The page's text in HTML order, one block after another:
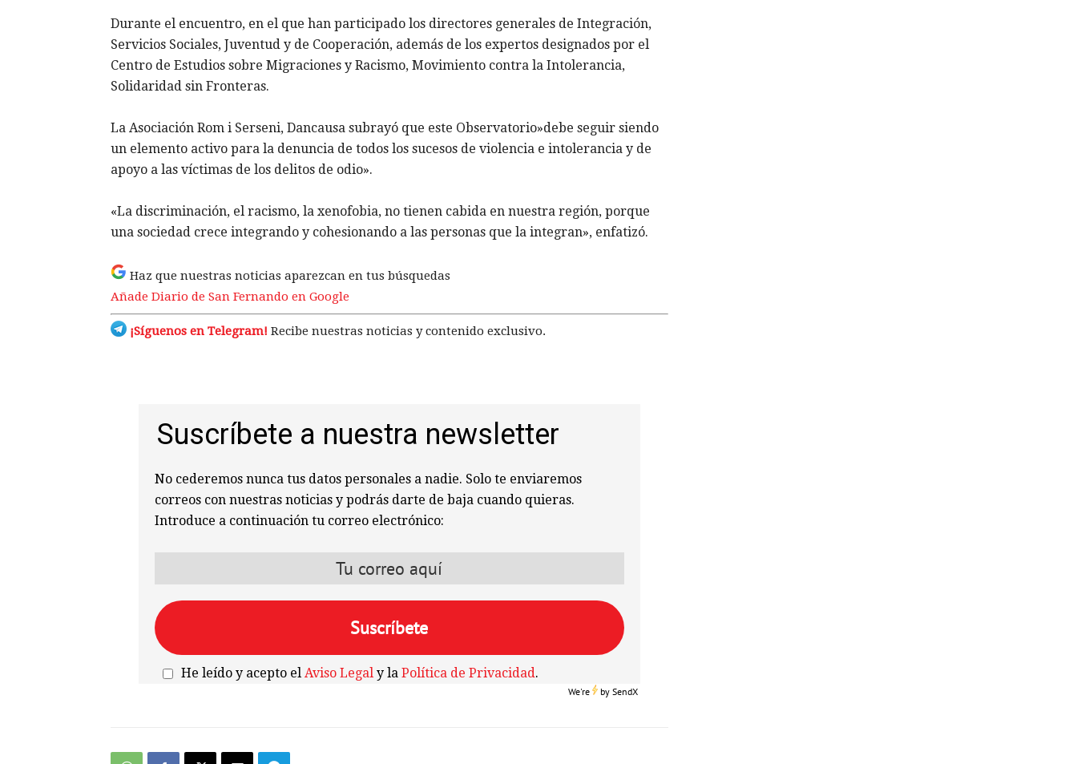
Durante el encuentro, en el que han participado los directores generales de Integración,
Servicios Sociales, Juventud y de Cooperación, además de los expertos designados por el
Centro de Estudios sobre Migraciones y Racismo, Movimiento contra la Intolerancia,
Solidaridad sin Fronteras.
La Asociación Rom i Serseni, Dancausa subrayó que este Observatorio»debe seguir siendo
un elemento activo para la denuncia de todos los sucesos de violencia e intolerancia y de
apoyo a las víctimas de los delitos de odio».
«La discriminación, el racismo, la xenofobia, no tienen cabida en nuestra región, porque
una sociedad crece integrando y cohesionando a las personas que la integran», enfatizó.
Haz que nuestras noticias aparezcan en tus búsquedas
Añade Diario de San Fernando en Google
¡Síguenos en Telegram! Recibe nuestras noticias y contenido exclusivo.
Suscríbete a nuestra newsletter
No cederemos nunca tus datos personales a nadie. Solo te enviaremos
correos con nuestras noticias y podrás darte de baja cuando quieras.
Introduce a continuación tu correo electrónico:
He leído y acepto el Aviso Legaly la Política de Privacidad.
We're bySendX